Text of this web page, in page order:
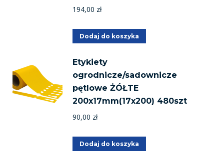
194,00 zł
Dodaj do koszyka
Etykiety
ogrodnicze/sadownicze
pętlowe ŻÓŁTE
200x17mm(17x200) 480szt
90,00 zł
Dodaj do koszyka